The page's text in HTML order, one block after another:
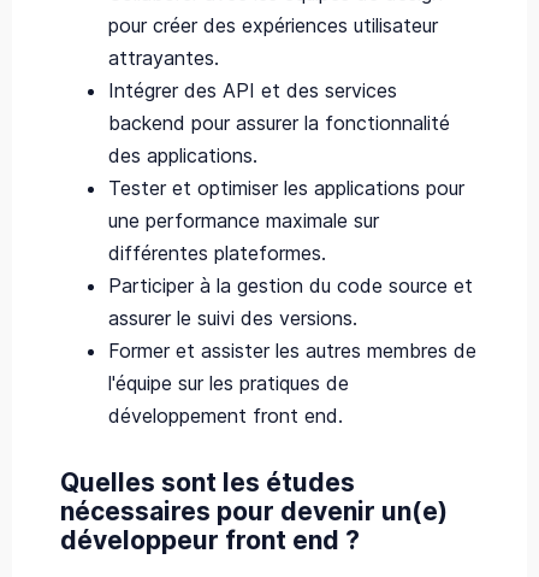
pour créer des expériences utilisateur
attrayantes.
Intégrer des API et des services
backend pour assurer la fonctionnalité
des applications.
Tester et optimiser les applications pour
une performance maximale sur
différentes plateformes.
Participer à la gestion du code source et
assurer le suivi des versions.
Former et assister les autres membres de
l'équipe sur les pratiques de
développement front end.
Quelles sont les études
nécessaires pour devenir un(e)
développeur front end ?